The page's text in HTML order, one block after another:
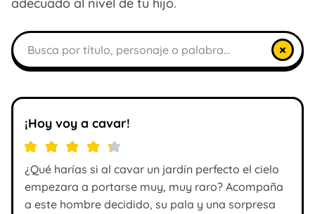
Buscar libros
×
¡Hoy voy a cavar!
¿Qué harías si al cavar un jardín perfecto el cielo
empezara a portarse muy, muy raro? Acompaña
a este hombre decidido, su pala y una sorpresa